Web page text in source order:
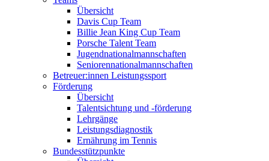
Übersicht
Davis Cup Team
Billie Jean King Cup Team
Porsche Talent Team
Jugendnationalmannschaften
Seniorennationalmannschaften
Betreuer:innen Leistungssport
Förderung
Übersicht
Talentsichtung und -förderung
Lehrgänge
Leistungsdiagnostik
Ernährung im Tennis
Bundesstützpunkte